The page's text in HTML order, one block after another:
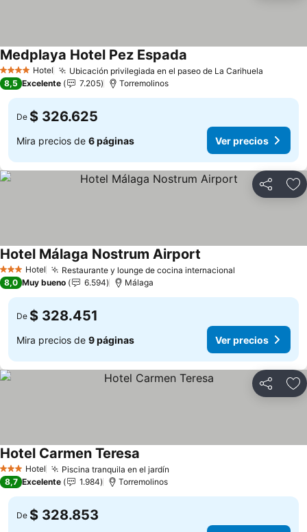
4 EstrellasHotel Ubicación privilegiada en el paseo de La Carihuela
Medplaya Hotel Pez Espada
8,5 Excelente 7.205 Torremolinos
De $ 326.625
Mira precios de 6 páginas Ver precios
Compartir
3 Estrellas
Hotel Restaurante y lounge de cocina internacional
Hotel Málaga Nostrum Airport
8,0 Muy bueno 6.594 Málaga
De $ 328.451
Mira precios de 9 páginas Ver precios
Compartir
3 Estrellas
Hotel Piscina tranquila en el jardín
Hotel Carmen Teresa
8,7 Excelente 1.984 Torremolinos
De $ 328.853